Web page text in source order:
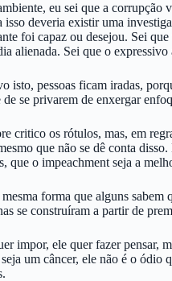
eu sei que a
isso deveria existir uma
foi capaz ou desejou. Sei
alienada. Sei que o
isto, pessoas ficam iradas,
se privarem de enxergar
critico os rótulos, mas, em
que não se dê conta
que o impeachment seja a
forma que alguns
se construíram a partir de
impor, ele quer fazer pensar,
um câncer, ele não é o